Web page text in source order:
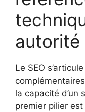
autorité
Le SEO
la capacité d’un
premier pilier